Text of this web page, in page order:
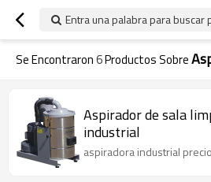
Entra una palabra para buscar
Se Encontraron6Productos Sobre
Aspirador de sala
industrial
aspiradora industrial